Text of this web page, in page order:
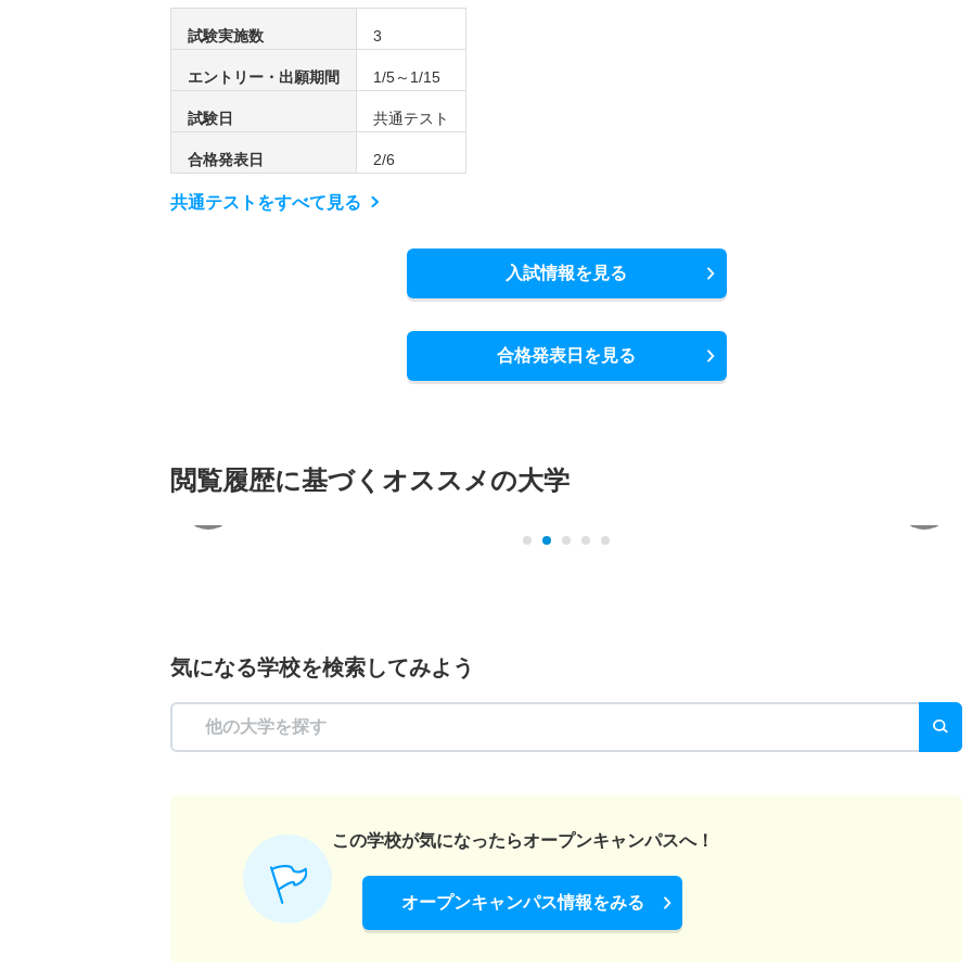
試験実施数 3
エントリー・出願期間 1/5～1/15
試験日 共通テスト
合格発表日 2/6
共通テストをすべて見る
入試情報を見る
合格発表日を見る
閲覧履歴に基づく オススメの大学
気になる学校を検索してみよう
この学校が気になったらオープンキャンパスへ！
オープンキャンパス情報をみる